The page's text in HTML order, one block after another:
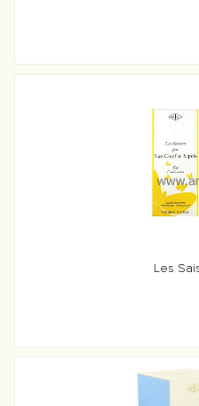
Les